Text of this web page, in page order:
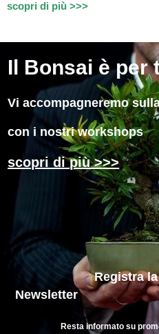
scopri di più >>>
Il Bonsai è per
Vi accompagneremo
con i nostri workshops
scopri di più >>>
Registra la
Newsletter
Resta informato su